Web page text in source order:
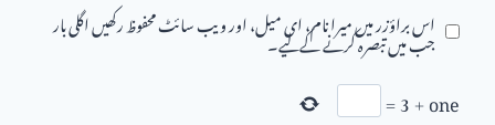
اس براؤزر میں میرا نام، ای میل، اور ویب سائٹ محفوظ رکھیں اگلی بار
جب میں تبصرہ کرنے کےلیے۔
one
+
3
=